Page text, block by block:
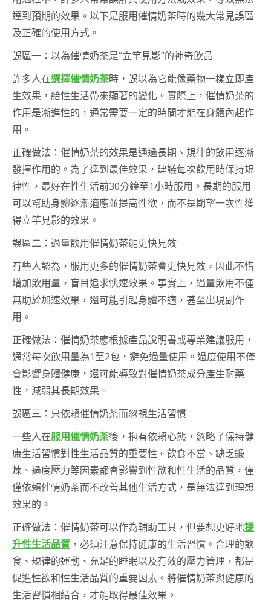
達到預期的效果。以下是服用催情奶茶時的幾大常見誤區
及正確的使用方式。
誤區一：以為催情奶茶是“立竿見影”的神奇飲品
許多人在選擇催情奶茶時，誤以為它能像藥物一樣立即產
生效果，給性生活帶來顯著的變化。實際上，催情奶茶的
作用是漸進性的，通常需要一定的時間才能在身體內起作
用。
正確做法：催情奶茶的效果是通過長期、規律的飲用逐漸
發揮作用的。為了達到最佳效果，建議每次飲用時保持規
律性，最好在性生活前30分鐘至1小時服用。長期的服用
可以幫助身體逐漸適應並提高性欲，而不是期望一次性獲
得立竿見影的效果。
誤區二：過量飲用催情奶茶能更快見效
有些人認為，服用更多的催情奶茶會更快見效，因此不惜
增加飲用量，盲目追求快速效果。事實上，過量飲用不僅
無助於加速效果，還可能引起身體不適，甚至出現副作
用。
正確做法：催情奶茶應根據產品說明書或專業建議服用，
通常每次飲用量為1至2包，避免過量使用。過度使用不僅
會影響身體健康，還可能導致對催情奶茶成分產生耐藥
性，減弱其長期效果。
誤區三：只依賴催情奶茶而忽視生活習慣
一些人在服用催情奶茶後，抱有依賴心態，忽略了保持健
康生活習慣對性生活品質的重要性。飲食不當、缺乏鍛
煉、過度壓力等因素都會影響到性欲和性生活的品質，僅
僅依賴催情奶茶而不改善其他生活方式，是無法達到理想
效果的。
正確做法：催情奶茶可以作為輔助工具，但要想更好地提
升性生活品質 ，必須注意保持健康的生活習慣。合理的飲
食、規律的運動、充足的睡眠以及有效的壓力管理，都是
促進性欲和性生活品質的重要因素。將催情奶茶與健康的
生活習慣相結合，才能取得最佳效果。